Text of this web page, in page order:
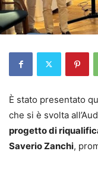
È stato presentato
che si è svolta
progetto di
Saverio Zanchi,